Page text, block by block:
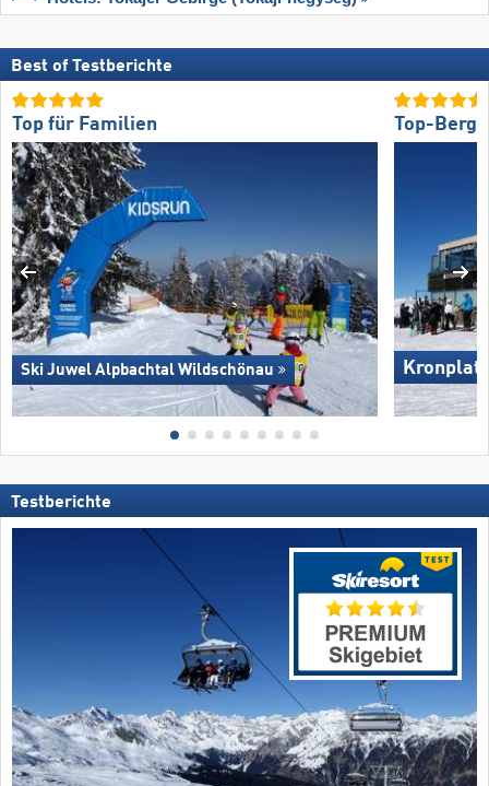
Best of Testberichte
Top für Familien
Ski Juwel Alpbachtal Wildschönau
Top-
Kronplatz
Testberichte